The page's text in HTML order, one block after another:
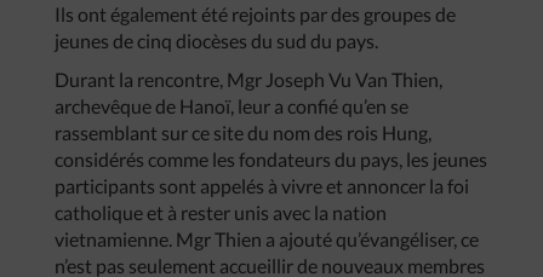
Ils ont également été rejoints par des groupes de
jeunes de cinq diocèses du sud du pays.
Durant la rencontre, Mgr Joseph Vu Van Thien,
archevêque de Hanoï, leur a confié qu’en se
rassemblant sur ce site du nom des rois Hung,
considérés comme les fondateurs du pays, les jeunes
participants sont appelés à vivre et annoncer la foi
catholique et à rester unis avec la nation
vietnamienne. Mgr Thien a ajouté qu’évangéliser, ce
n’est pas seulement accueillir de nouveaux membres